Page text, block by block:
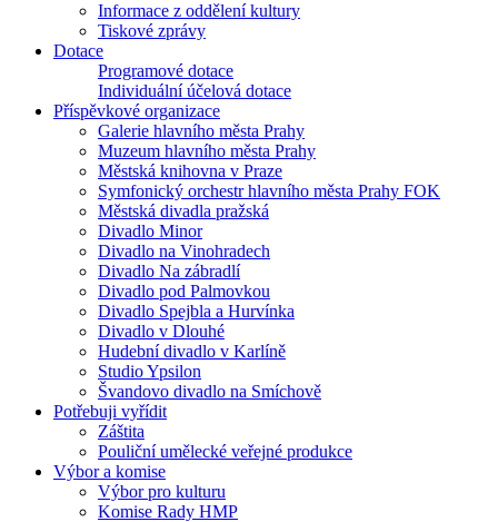
Informace z oddělení kultury
Tiskové zprávy
Dotace
Programové dotace
Individuální účelová dotace
Příspěvkové organizace
Galerie hlavního města Prahy
Muzeum hlavního města Prahy
Městská knihovna v Praze
Symfonický orchestr hlavního města Prahy FOK
Městská divadla pražská
Divadlo Minor
Divadlo na Vinohradech
Divadlo Na zábradlí
Divadlo pod Palmovkou
Divadlo Spejbla a Hurvínka
Divadlo v Dlouhé
Hudební divadlo v Karlíně
Studio Ypsilon
Švandovo divadlo na Smíchově
Potřebuji vyřídit
Záštita
Pouliční umělecké veřejné produkce
Výbor a komise
Výbor pro kulturu
Komise Rady HMP